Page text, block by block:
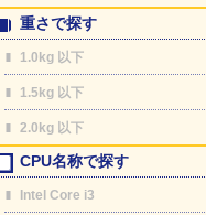
重さで探す
1.0kg 以下
1.5kg 以下
2.0kg 以下
CPU名称で探す
Intel Core i3